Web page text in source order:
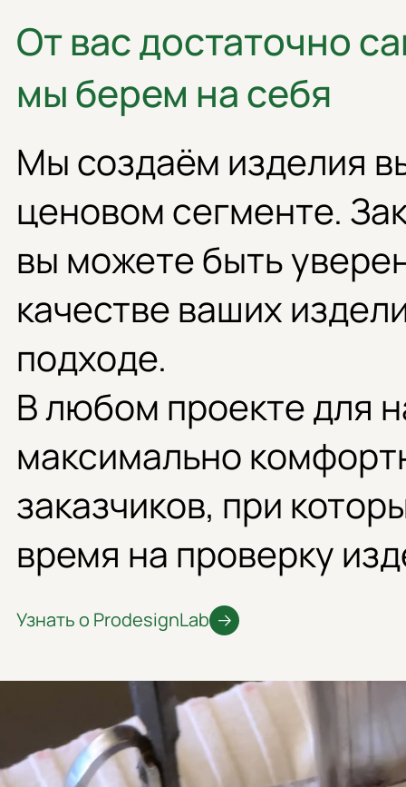
От вас достаточно
мы берем на себя
Мы создаём изделия
ценовом сегменте.
вы можете быть
качестве ваших
подходе.
В любом проекте для
максимально
заказчиков, при
время на проверку
Узнать о ProdesignLab